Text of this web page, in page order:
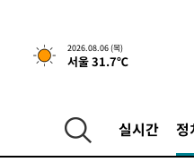
2026.08.06 (목)
서울 31.7℃
실시간 정
-25738초 전 >경찰, '홍명보는
-11334초 전 >[속보]합참 "北
-9512초 전 >
[속보] SKT, 에
-8918초 전 >